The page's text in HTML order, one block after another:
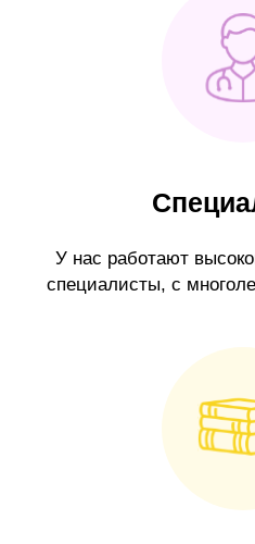
У нас работают
специалисты, с